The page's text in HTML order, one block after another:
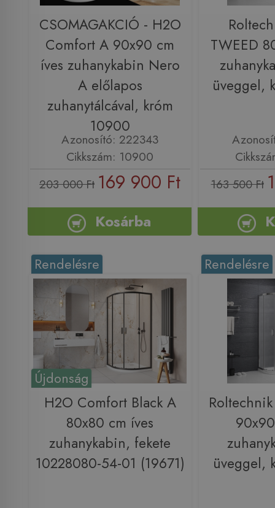
CSOMAGAKCIÓ - H2O
Comfort A 90x90 cm
íves zuhanykabin Nero
A előlapos
zuhanytálcával, króm
10900
Azonosító: 222343
Cikkszám: 10900
203 000 Ft 169 900 Ft
Kosárba
TWEED
üveggel,
163 500 Ft
Újdonság
Rendelésre
H2O Comfort Black A
80x80 cm íves
zuhanykabin, fekete
10228080-54-01 (19671)
Rendelésre
üveggel,